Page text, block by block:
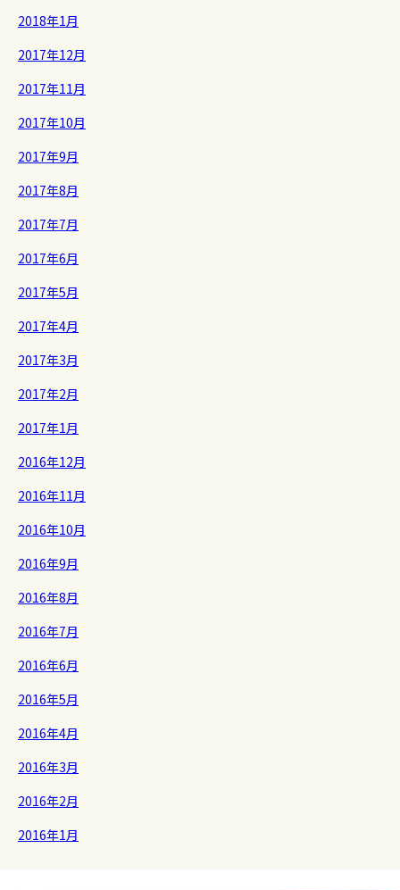
2018年1月
2017年12月
2017年11月
2017年10月
2017年9月
2017年8月
2017年7月
2017年6月
2017年5月
2017年4月
2017年3月
2017年2月
2017年1月
2016年12月
2016年11月
2016年10月
2016年9月
2016年8月
2016年7月
2016年6月
2016年5月
2016年4月
2016年3月
2016年2月
2016年1月